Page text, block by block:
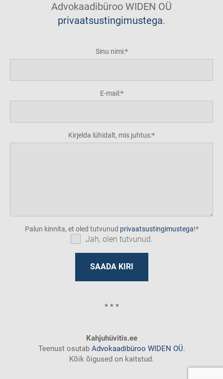
Advokaadibüroo WIDEN OÜ
privaatsustingimustega.
Sinu nimi:
E-mail:
Kirjelda lühidalt, mis juhtus:
Palun kinnita, et oled tutvunud privaatsustingimustega!
Jah, olen tutvunud.
* * *
Kahjuhüvitis.ee
Teenust osutabAdvokaadibüroo WIDEN OÜ.
Kõik õigused on kaitstud.